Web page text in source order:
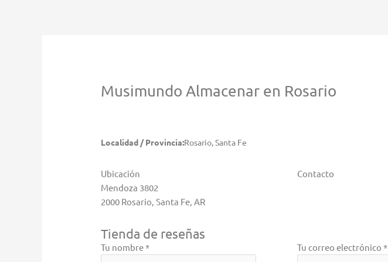
MusimundoAlmacenar en Rosario
Localidad / Provincia:Rosario, Santa Fe
Ubicación
Mendoza 3802
2000 Rosario, Santa Fe, AR
Contacto
Tienda de reseñas
Tu nombre * Tu correo electrónico *